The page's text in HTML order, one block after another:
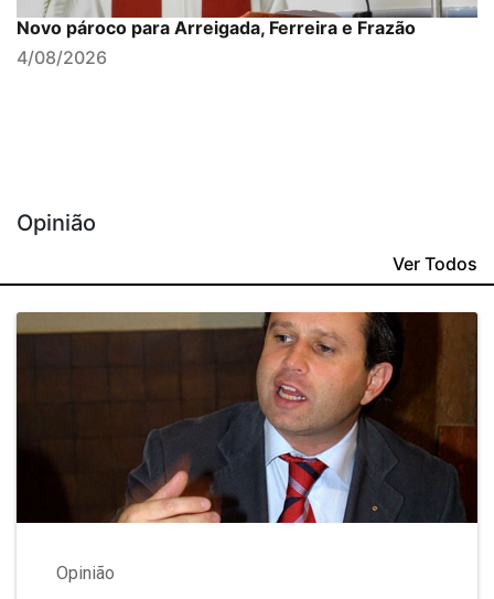
Novo pároco para Arreigada, Ferreira e Frazão
4/08/2026
Opinião
Ver Todos
Opinião